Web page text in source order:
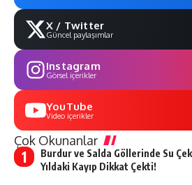
X / Twitter
Güncel paylaşımlar
Instagram
Görsel içerikler
YouTube
Video içerikler
Çok Okunanlar
Burdur ve Salda Göllerinde Su
Yıldaki Kayıp Dikkat Çekti!